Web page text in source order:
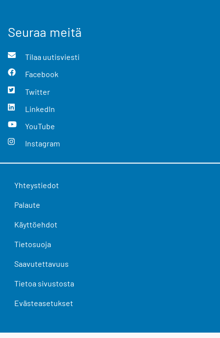
Seuraa meitä
Tilaa uutisviesti
Facebook
Twitter
LinkedIn
YouTube
Instagram
Yhteystiedot
Palaute
Käyttöehdot
Tietosuoja
Saavutettavuus
Tietoa sivustosta
Evästeasetukset